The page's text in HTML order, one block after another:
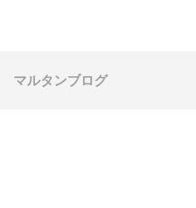
マルタンブログ